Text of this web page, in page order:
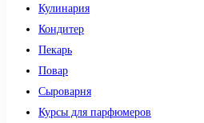
Кулинария
Кондитер
Пекарь
Повар
Сыроварня
Курсы для парфюмеров